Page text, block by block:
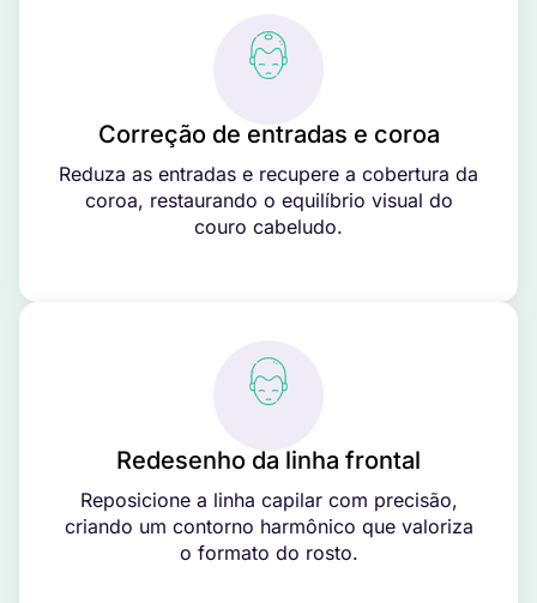
Correção de entradas e coroa
Reduza as entradas e recupere a cobertura da
coroa, restaurando o equilíbrio visual do
couro cabeludo.
Redesenho da linha frontal
Reposicione a linha capilar com precisão,
criando um contorno harmônico que valoriza
o formato do rosto.